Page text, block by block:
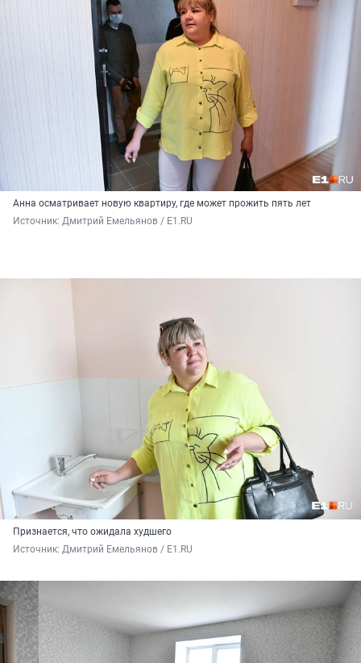
Анна осматривает новую квартиру, где может прожить пять лет
Источник: Дмитрий Емельянов / E1.RU
Признается, что ожидала худшего
Источник: Дмитрий Емельянов / E1.RU